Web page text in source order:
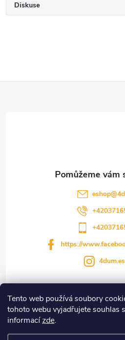
Tento web používá soubory
tohoto webu vyjadřujete souhlas
informacízde.
Diskuse
eshop@
https://
Informace pro vás
Novinky